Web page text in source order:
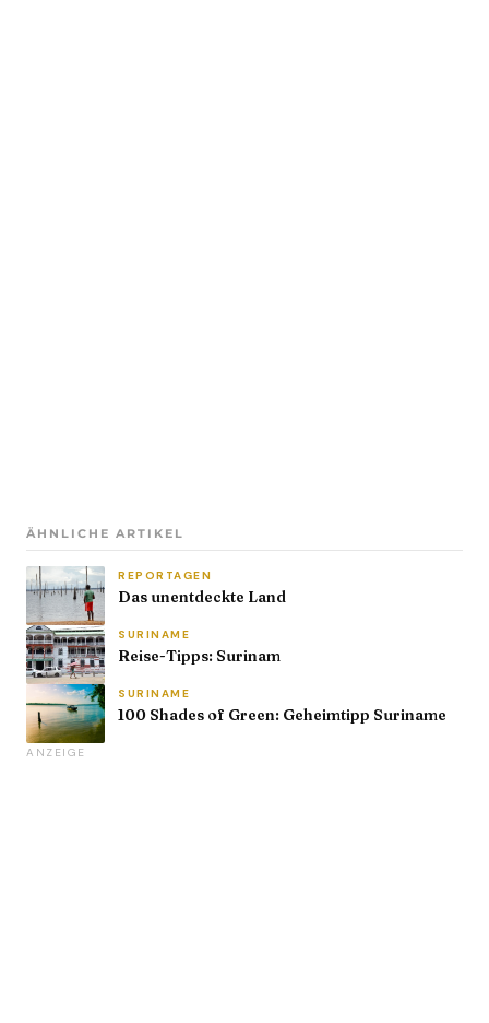
ÄHNLICHE ARTIKEL
REPORTAGEN
Das unentdeckte Land
SURINAME
Reise-Tipps: Surinam
SURINAME
100 Shades of Green: Geheimtipp Suriname
ANZEIGE